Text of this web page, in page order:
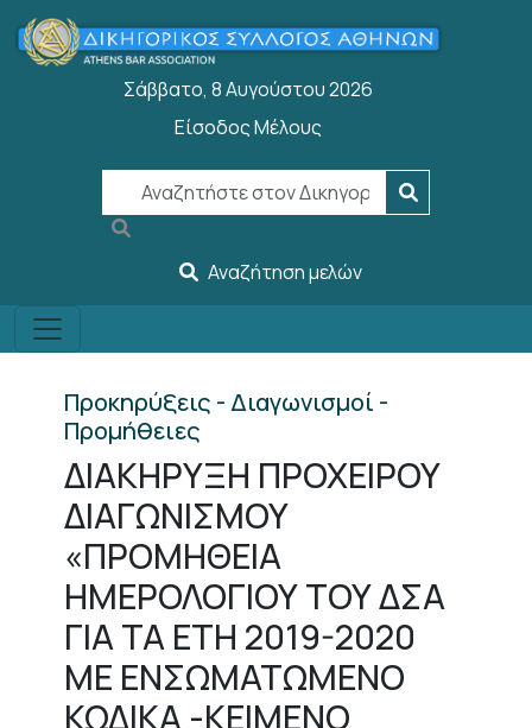
Παράκαμψη προς το κυρίως περιεχόμενο
Σάββατο, 8 Αυγούστου 2026
User account menu
Είσοδος Μέλους
Αναζήτηση μελών
Προκηρύξεις - Διαγωνισμοί -
Προμήθειες
ΔΙΑΚΗΡΥΞΗ ΠΡΟΧΕΙΡΟΥ
ΔΙΑΓΩΝΙΣΜΟΥ
«ΠΡΟΜΗΘΕΙΑ
ΗΜΕΡΟΛΟΓΙΟΥ ΤΟΥ ΔΣΑ
ΓΙΑ ΤΑ ΕΤΗ 2019-2020
ΜΕ ΕΝΣΩΜΑΤΩΜΕΝΟ
ΚΩΔΙΚΑ -ΚΕΙΜΕΝΟ